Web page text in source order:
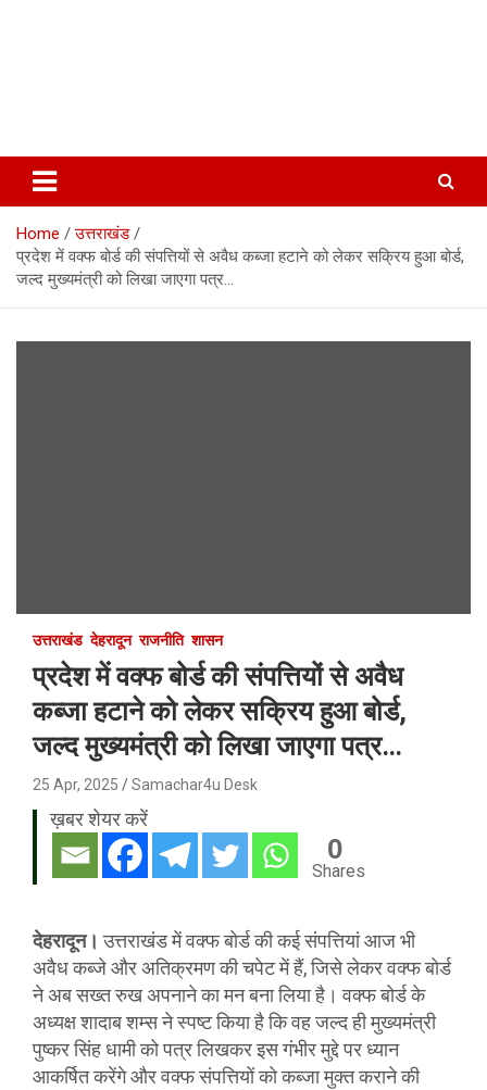
Home
उत्तराखंड
प्रदेश में वक्फ बोर्ड की संपत्तियों से अवैध कब्जा हटाने को लेकर सक्रिय हुआ बोर्ड,
जल्द मुख्यमंत्री को लिखा जाएगा पत्र…
उत्तराखंड देहरादून राजनीति शासन
प्रदेश में वक्फ बोर्ड की संपत्तियों से अवैध
कब्जा हटाने को लेकर सक्रिय हुआ बोर्ड,
जल्द मुख्यमंत्री को लिखा जाएगा पत्र…
25 Apr, 2025 Samachar4u Desk
ख़बर शेयर करें
0
Shares
देहरादून। उत्तराखंड में वक्फ बोर्ड की कई संपत्तियां आज भी
अवैध कब्जे और अतिक्रमण की चपेट में हैं, जिसे लेकर वक्फ बोर्ड
ने अब सख्त रुख अपनाने का मन बना लिया है। वक्फ बोर्ड के
अध्यक्ष शादाब शम्स ने स्पष्ट किया है कि वह जल्द ही मुख्यमंत्री
पुष्कर सिंह धामी को पत्र लिखकर इस गंभीर मुद्दे पर ध्यान
आकर्षित करेंगे और वक्फ संपत्तियों को कब्जा मुक्त कराने की